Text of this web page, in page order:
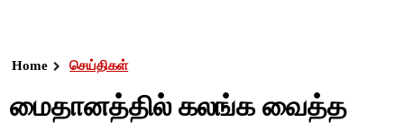
Home செய்திகள்
மைதானத்தில் கலங்க வைத்த